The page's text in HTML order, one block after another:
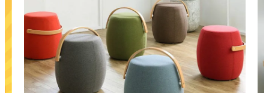
最短発送 冷感ラグ 冷感寝具 ワークデスク ウィルトンラ